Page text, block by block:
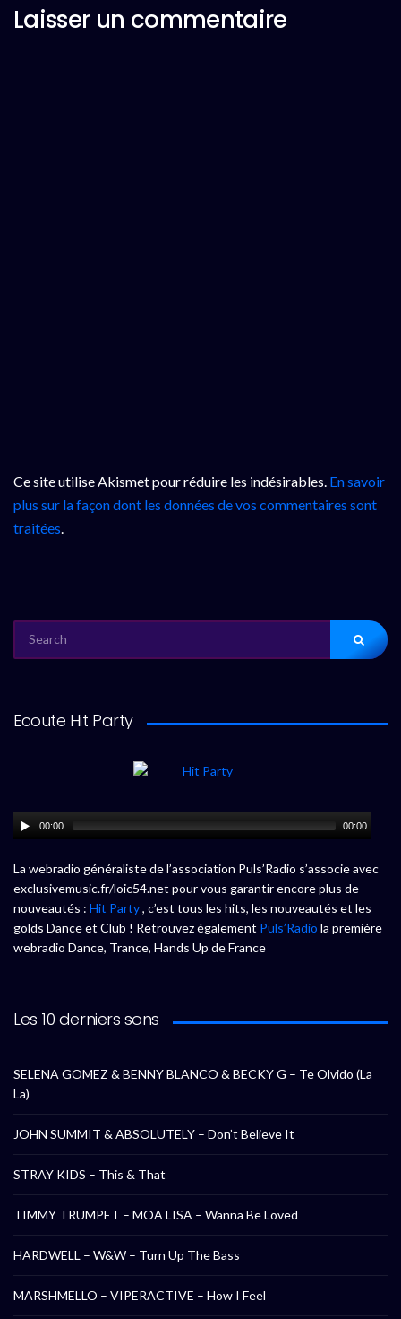
Laisser un commentaire
Ce site utilise Akismet pour réduire les indésirables. En savoir
plus sur la façon dont les données de vos commentaires sont
traitées.
FOR:
Ecoute Hit Party
00:00 00:00
La webradio généraliste de l’association Puls’Radio s’associe avec
exclusivemusic.fr/loic54.net pour vous garantir encore plus de
nouveautés : Hit Party, c’est tous les hits, les nouveautés et les
golds Dance et Club ! Retrouvez également Puls’Radio la première
webradio Dance, Trance, Hands Up de France
Les 10 derniers sons
SELENA GOMEZ & BENNY BLANCO & BECKY G – Te Olvido (La
La)
JOHN SUMMIT & ABSOLUTELY – Don’t Believe It
STRAY KIDS – This & That
TIMMY TRUMPET – MOA LISA – Wanna Be Loved
HARDWELL – W&W – Turn Up The Bass
MARSHMELLO – VIPERACTIVE – How I Feel